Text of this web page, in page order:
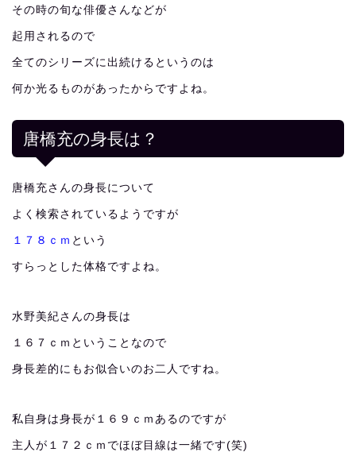
その時の旬な俳優さんなどが
起用されるので
全てのシリーズに出続けるというのは
何か光るものがあったからですよね。
唐橋充の身長は？
唐橋充さんの身長について
よく検索されているようですが
１７８ｃｍ という
すらっとした体格ですよね。
水野美紀さんの身長は
１６７ｃｍということなので
身長差的にもお似合いのお二人ですね。
私自身は身長が１６９ｃｍあるのですが
主人が１７２ｃｍでほぼ目線は一緒です(笑)